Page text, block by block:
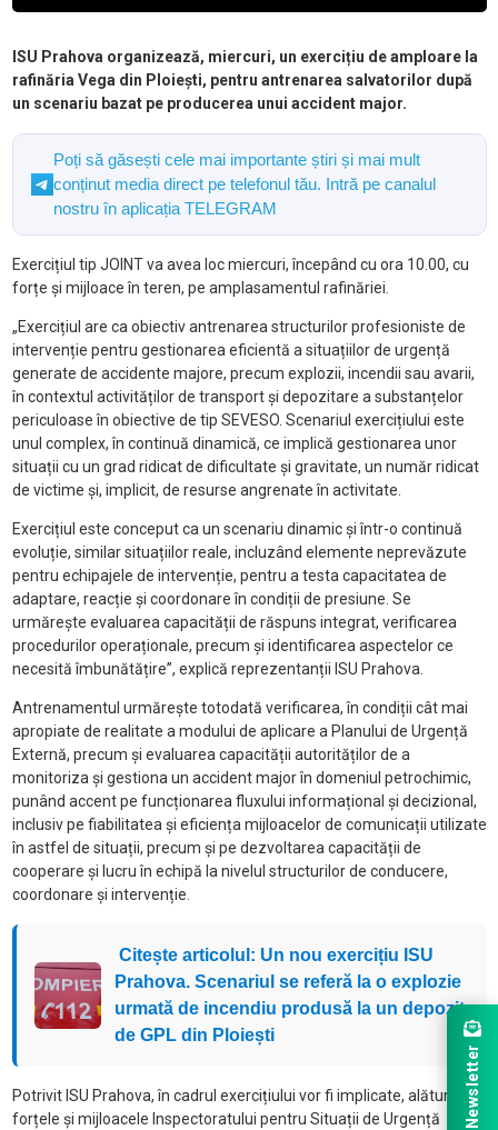
ISU Prahova organizează, miercuri, un exercițiu de amploare la
rafinăria Vega din Ploiești, pentru antrenarea salvatorilor după
un scenariu bazat pe producerea unui accident major.
Poți să găsești cele mai importante știri și mai mult
conținut media direct pe telefonul tău. Intră pe canalul
nostru în aplicația TELEGRAM
Exercițiul tip JOINT va avea loc miercuri, începând cu ora 10.00, cu
forțe și mijloace în teren, pe amplasamentul rafinăriei.
„Exercițiul are ca obiectiv antrenarea structurilor profesioniste de
intervenție pentru gestionarea eficientă a situațiilor de urgență
generate de accidente majore, precum explozii, incendii sau avarii,
în contextul activităților de transport și depozitare a substanțelor
periculoase în obiective de tip SEVESO. Scenariul exercițiului este
unul complex, în continuă dinamică, ce implică gestionarea unor
situații cu un grad ridicat de dificultate și gravitate, un număr ridicat
de victime și, implicit, de resurse angrenate în activitate.
Exercițiul este conceput ca un scenariu dinamic și într-o continuă
evoluție, similar situațiilor reale, incluzând elemente neprevăzute
pentru echipajele de intervenție, pentru a testa capacitatea de
adaptare, reacție și coordonare în condiții de presiune. Se
urmărește evaluarea capacității de răspuns integrat, verificarea
procedurilor operaționale, precum și identificarea aspectelor ce
necesită îmbunătățire”, explică reprezentanții ISU Prahova.
Antrenamentul urmărește totodată verificarea, în condiții cât mai
apropiate de realitate a modului de aplicare a Planului de Urgență
Externă, precum și evaluarea capacității autorităților de a
monitoriza și gestiona un accident major în domeniul petrochimic,
punând accent pe funcționarea fluxului informațional și decizional,
inclusiv pe fiabilitatea și eficiența mijloacelor de comunicații utilizate
în astfel de situații, precum și pe dezvoltarea capacității de
cooperare și lucru în echipă la nivelul structurilor de conducere,
coordonare și intervenție.
Citește articolul: Un nou exercițiu ISU
Prahova. Scenariul se referă la o explozie
urmată de incendiu produsă la un depozit
de GPL din Ploiești
Potrivit ISU Prahova, în cadrul exercițiului vor fi implicate, alături de
forțele și mijloacele Inspectoratului pentru Situații de Urgență
Newsletter